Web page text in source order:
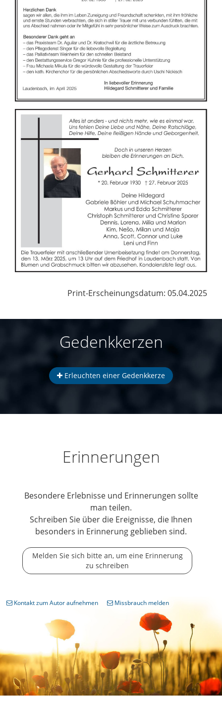
Print-Erscheinungsdatum: 05.04.2025
Gedenkkerzen
Erleuchten einer Gedenkkerze
Erinnerungen
Besondere Erlebnisse und Erinnerungen sollte
man teilen.
Schreiben Sie über die Ereignisse, die Ihnen
besonders in Erinnerung geblieben sind.
Melden Sie sich bitte an, um eine Erinnerung
zu schreiben
Kontakt zum Autor aufnehmen Missbrauch melden